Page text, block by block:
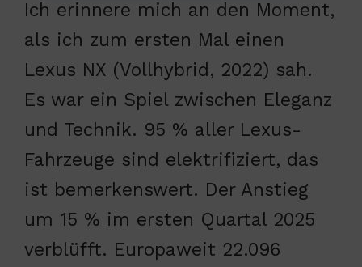
Ich erinnere mich an den Moment,
als ich zum ersten Mal einen
Lexus NX (Vollhybrid, 2022) sah.
Es war ein Spiel zwischen Eleganz
und Technik. 95 % aller Lexus-
Fahrzeuge sind elektrifiziert, das
ist bemerkenswert. Der Anstieg
um 15 % im ersten Quartal 2025
verblüfft. Europaweit 22.096